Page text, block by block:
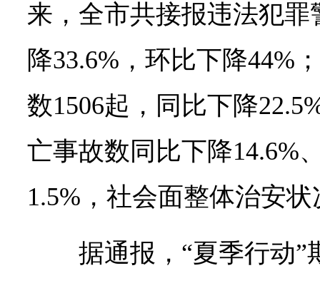
来，全市共接报违法犯罪
降33.6%，环比下降44%
数1506起，同比下降
亡事故数同比下降14.6%
1.5%，社会面整体治安
据通报，“夏季行动